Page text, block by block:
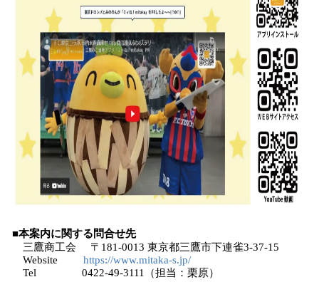
■本案内に関する問合せ先
三鷹商工会 〒181-0013 東京都三鷹市下連雀3-37-15
Website https://www.mitaka-s.jp/
Tel 0422-49-3111（担当：栗原）